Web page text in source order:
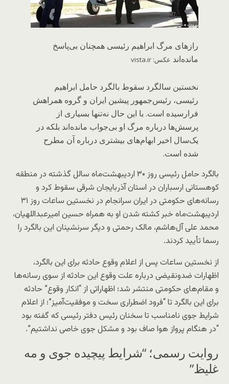
رازهای مرگ ابراهیم رئیسی همچنان بی‌پاسخ
مانده‌اند عکس: vista.ir
نخستین سالگرد سقوط بالگرد حامل ابراهیم
رئیسی، رئیس‌جمهور پیشین ایران و گروه همراهش
فرارسیده است. با این حال نه‌تنها بسیاری از
پرسش‌ها درباره مرگ او بی‌جواب مانده‌اند بلکه در
یک‌سال اخیر ابهام‌های بیشتری درباره آن مطرح
شده است.
بالگرد حامل رئیسی روز ۳۰ اردیبهشت‌ماه سالل گذشته در منطقه
کوهستانی ارسباران در استان آذربایجان شرقی سقوط کرد و
رسانه‌های حکومتی در ایران سرانجام در نخستین ساعات روز ۳۱
اردیبهشت‌ماه خبر کشته شدن او به همراه حسین امیرعبداللهیان،
محمد علی آل‌هاشم، مالک رحمتی و دیگر سرنشینان این بالگرد را
رسما تأیید کردند.
از نخستین ساعات پس از اعلام وقوع حادثه برای این بالگرد،
اظهارات ضدونقیضی درباره علت وقوع این حادثه از سوی رسانه‌ها
و مقام‌های حکومتی منتشر شد؛ اظهاراتی از “انکار وقوع” حادثه
برای این بالگرد تا “فرود اضطراری سخت و موفقیت‌آمیز”؛ از اعلام
شرایط جوی نامناسب تا سخنان رئیس دفتر رئیسی که گفته بود
“در هنگام پرواز هوا صاف بود و مشکل جوی خاصی نداشتیم”.
روایت رسمی؛ “شرایط پیچیده جوی و مه
غلیظ”